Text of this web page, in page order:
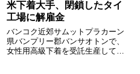
米下着大手、閉鎖したタイ
工場に解雇金
バンコク近郊サムットプラカーン
県バンプリー郡バンサオトンで、
女性用高級下着を受託生産してい